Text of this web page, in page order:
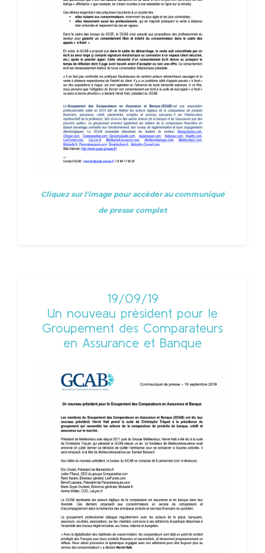
Cliquez sur l'image pour accèder au communiqué
de presse complet
19/09/19
Un nouveau président pour le
Groupement des Comparateurs
en Assurance et Banque